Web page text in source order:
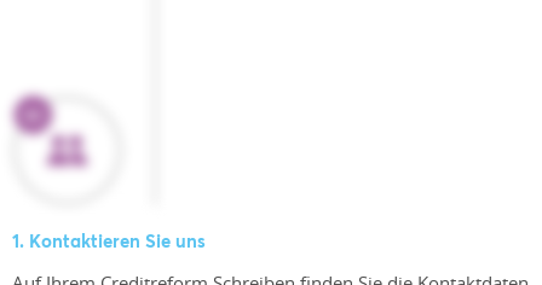
1. Kontaktieren Sie uns